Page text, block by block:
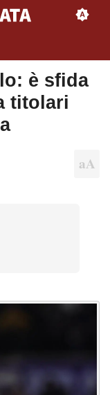
è sfida
titolari